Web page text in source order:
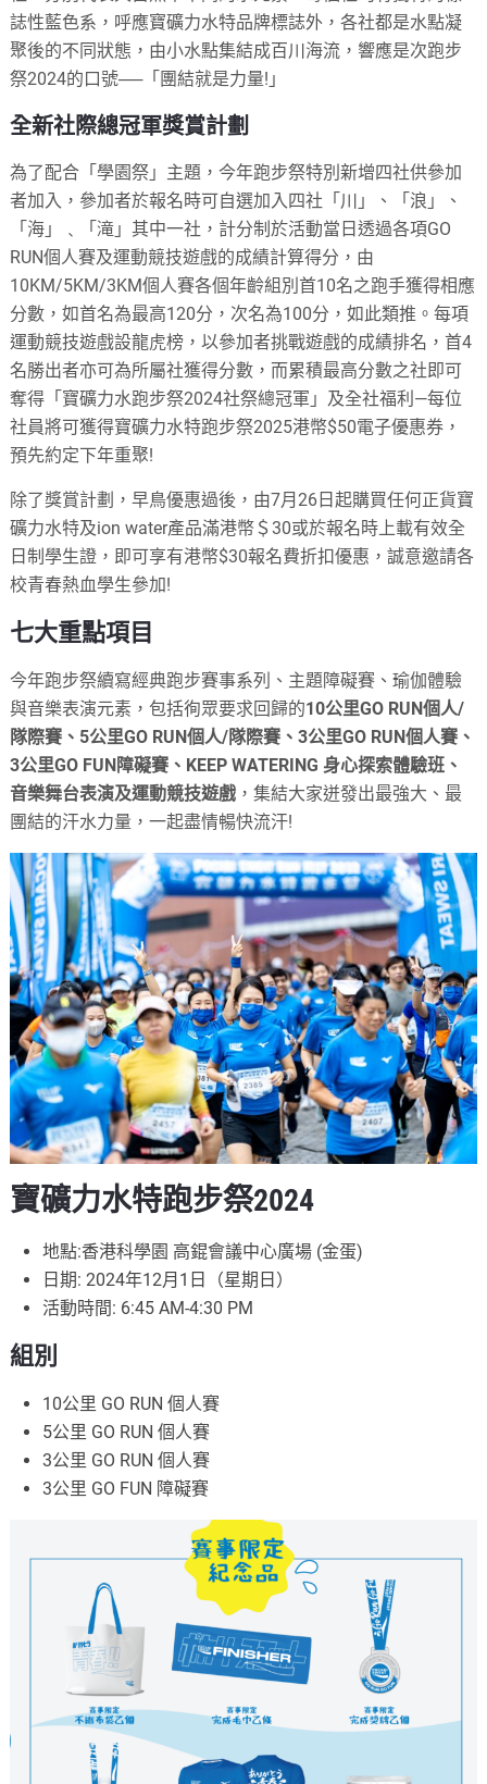
誌性藍色系，呼應寶礦力水特品牌標誌外，各社都是水點凝
聚後的不同狀態，由小水點集結成百川海流，響應是次跑步
祭2024的口號──「團結就是力量!」
全新社際總冠軍獎賞計劃
為了配合「學園祭」主題，今年跑步祭特別新增四社供參加
者加入，參加者於報名時可自選加入四社「川」、「浪」、
「海」﹑「滝」其中一社，計分制於活動當日透過各項GO
RUN個人賽及運動競技遊戲的成績計算得分，由
10KM/5KM/3KM個人賽各個年齡組別首10名之跑手獲得相應
分數，如首名為最高120分，次名為100分，如此類推。每項
運動競技遊戲設龍虎榜，以參加者挑戰遊戲的成績排名，首4
名勝出者亦可為所屬社獲得分數，而累積最高分數之社即可
奪得「寶礦力水跑步祭2024社祭總冠軍」及全社福利—每位
社員將可獲得寶礦力水特跑步祭2025港幣$50電子優惠券，
預先約定下年重聚!
除了獎賞計劃，早鳥優惠過後，由7月26日起購買任何正貨寶
礦力水特及ion water產品滿港幣＄30或於報名時上載有效全
日制學生證，即可享有港幣$30報名費折扣優惠，誠意邀請各
校青春熱血學生參加!
七大重點項目
今年跑步祭續寫經典跑步賽事系列、主題障礙賽、瑜伽體驗
與音樂表演元素，包括徇眾要求回歸的10公里GO RUN個人/
隊際賽、5公里GO RUN個人/隊際賽、3公里GO RUN個人賽、
3公里GO FUN障礙賽、KEEP WATERING 身心探索體驗班、
音樂舞台表演及運動競技遊戲 ，集結大家迸發出最強大、最
團結的汗水力量，一起盡情暢快流汗!
寶礦力水特跑步祭2024
地點:香港科學園 高錕會議中心廣場 (金蛋)
日期: 2024年12月1日（星期日）
活動時間: 6:45 AM-4:30 PM
組別
10公里 GO RUN 個人賽
5公里 GO RUN 個人賽
3公里 GO RUN 個人賽
3公里 GO FUN 障礙賽